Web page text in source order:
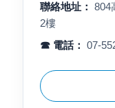
聯絡地址： 804
2樓
☎ 電話： 07-